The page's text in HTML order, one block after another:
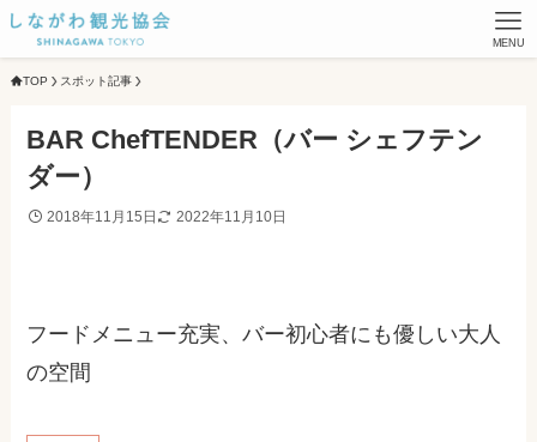
MENU
TOP スポット記事
BAR ChefTENDER（バー シェフテン
ダー）
2018年11月15日 2022年11月10日
フードメニュー充実、バー初心者にも優しい大人
の空間